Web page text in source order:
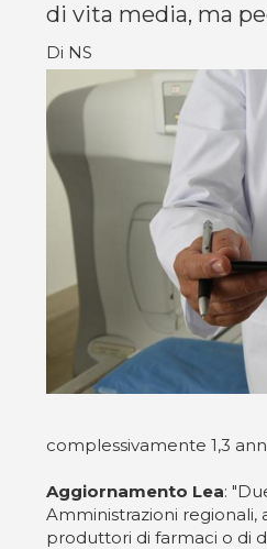
di vita media, ma
Di NS
complessivamente 1,3
Aggiornamento Lea:
Amministrazioni
produttori di farmaci o di